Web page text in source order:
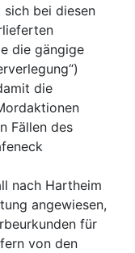
sich bei diesen
die gängige
die
Fällen des
nach Hartheim
angewiesen,
für
von den